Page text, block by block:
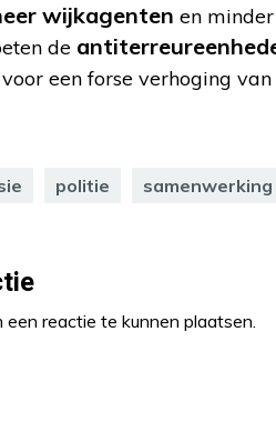
wijkagenten en
de
een forse verhoging van
politie samenwerking
een reactie te kunnen plaatsen.